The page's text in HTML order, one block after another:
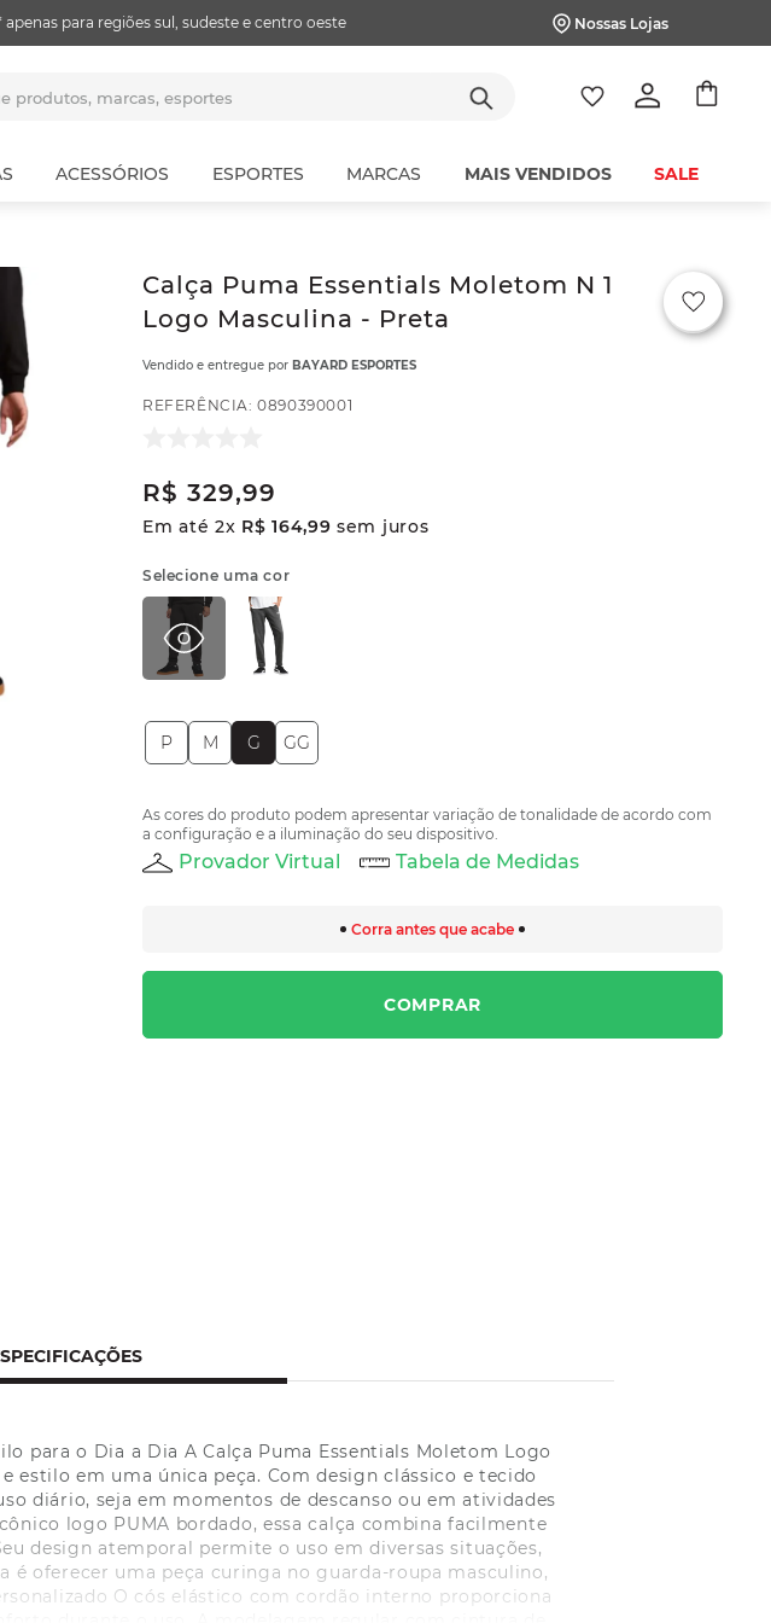
para regiões sul, sudeste e centro oeste Nossas Lojas
ACESSÓRIOS ESPORTES MARCAS MAIS VENDIDOS SALE
Calça Puma Essentials Moletom N 1
Logo Masculina - Preta
Vendido e entregue por BAYARD ESPORTES
REFERÊNCIA:0890390001
R$ 329,99
Em até 2x R$ 164,99 sem juros
Selecione uma cor
G GG
M
P
As cores do produto podem apresentar variação de tonalidade de acordo com
a configuração e a iluminação do seu dispositivo.
Provador Virtual Tabela de Medidas
Corra antes que acabe
COMPRAR
para o Dia a Dia A Calça Puma Essentials Moletom Logo
estilo em uma única peça. Com design clássico e tecido
diário, seja em momentos de descanso ou em atividades
logo PUMA bordado, essa calça combina facilmente
design atemporal permite o uso em diversas situações,
é oferecer uma peça curinga no guarda-roupa masculino,
O cós elástico com cordão interno proporciona